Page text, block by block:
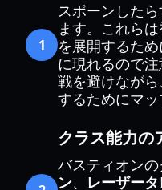
1
スポーンした
ます。これら
を展開するた
に現れるので
戦を避けなが
するためにマッ
クラス能力の
バスティオン
ン、 レーザータ